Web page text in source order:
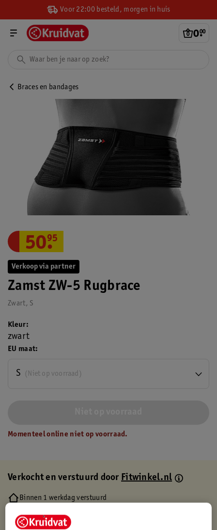
Voor 22:00 besteld, morgen in huis
0.
00
Braces en bandages
Verkoop via partner
Zamst ZW-5 Rugbrace
Zwart, S
50.
95
EU maat
(Niet op voorraad)
S
Kleur
zwart
Momenteel online niet op voorraad.
Verkocht en verstuurd doorFitwinkel.nl
Binnen 1 werkdag verstuurd
Gratis retourneren via verkooppartner.